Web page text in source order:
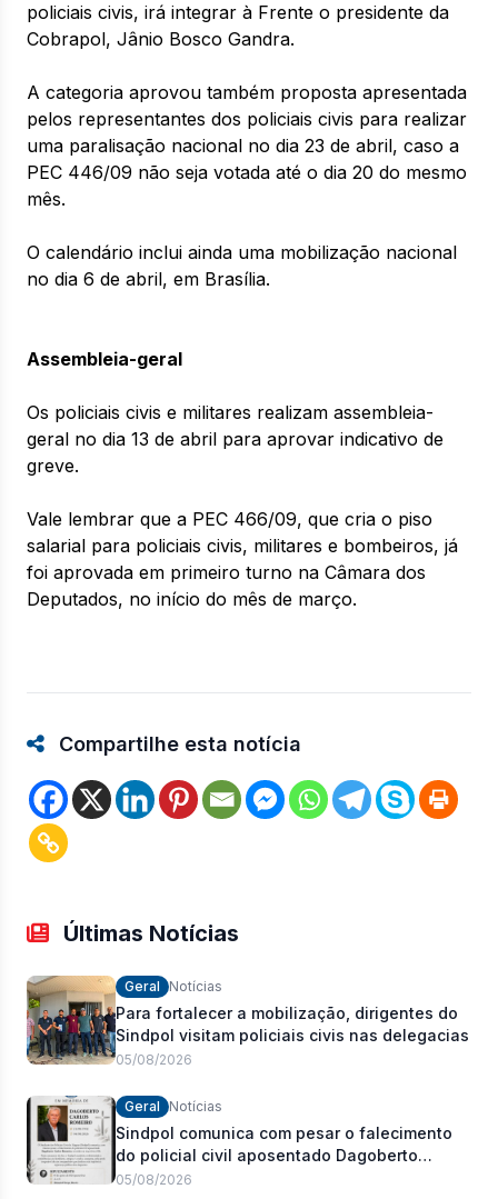
policiais civis, irá integrar à Frente o presidente da
Cobrapol, Jânio Bosco Gandra.
A categoria aprovou também proposta apresentada
pelos representantes dos policiais civis para realizar
uma paralisação nacional no dia 23 de abril, caso a
PEC 446/09 não seja votada até o dia 20 do mesmo
mês.
O calendário inclui ainda uma mobilização nacional
no dia 6 de abril, em Brasília.
Assembleia-geral
Os policiais civis e militares realizam assembleia-
geral no dia 13 de abril para aprovar indicativo de
greve.
Vale lembrar que a PEC 466/09, que cria o piso
salarial para policiais civis, militares e bombeiros, já
foi aprovada em primeiro turno na Câmara dos
Deputados, no início do mês de março.
Compartilhe esta notícia
Últimas Notícias
Geral Notícias
Para fortalecer a mobilização, dirigentes do
Sindpol visitam policiais civis nas delegacias
05/08/2026
Geral Notícias
Sindpol comunica com pesar o falecimento
do policial civil aposentado Dagoberto
Carlos Romeiro
05/08/2026